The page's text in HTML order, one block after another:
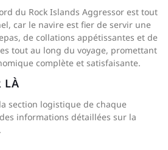
du Rock Islands Aggressor est tout
car le navire est fier de servir une
de collations appétissantes et de
tout au long du voyage, promettant
complète et satisfaisante.
LÀ
section logistique de chaque
informations détaillées sur la